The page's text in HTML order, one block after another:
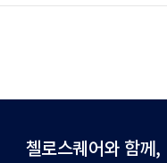
첼로스퀘어와 함께,